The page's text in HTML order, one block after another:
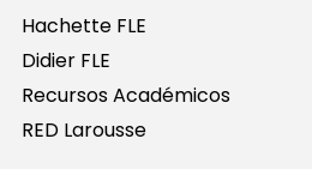
Hachette FLE
Didier FLE
Recursos Académicos
RED Larousse